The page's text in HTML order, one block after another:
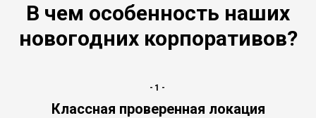
В чем особенность наших
новогодних корпоративов?
-1-
Классная проверенная локация